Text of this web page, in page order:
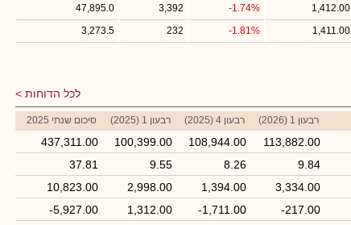
1,412.00
-1.74%
3,392
47,895.0
1,411.00
-1.81%
232
3,273.5
לכל הדוחות
רבעון 1 (2026) רבעון 4 (2025) רבעון 1 (2025) סיכום שנתי 2025
113,882.00
108,944.00
100,399.00
437,311.00
9.84
8.26
9.55
37.81
3,334.00
1,394.00
2,998.00
10,823.00
-217.00
-1,711.00
1,312.00
-5,927.00